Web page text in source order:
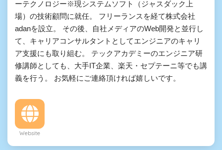
ーテクノロジー※現システムソフト（ジャスダック上
場）の技術顧問に就任。 フリーランスを経て株式会社
adanを設立。 その後、自社メディアのWeb開発と並行し
て、キャリアコンサルタントとしてエンジニアのキャリ
ア支援にも取り組む。 テックアカデミーのエンジニア研
修講師としても、大手IT企業、楽天・セプテーニ等でも講
義を行う。 お気軽にご連絡頂ければ嬉しいです。
Website